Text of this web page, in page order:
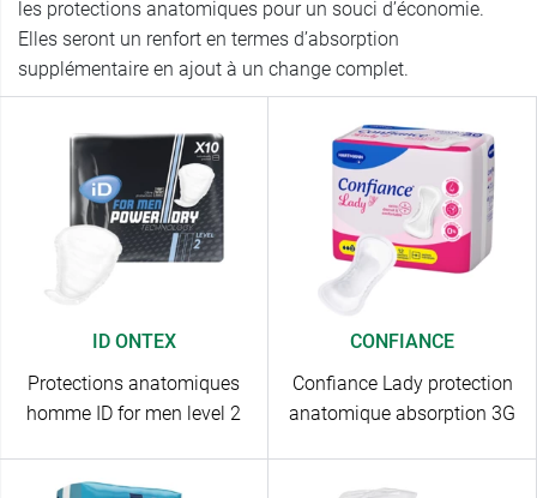
les protections anatomiques pour un souci d’économie.
Elles seront un renfort en termes d’absorption
supplémentaire en ajout à un change complet.
ID ONTEX
Protections anatomiques
homme ID for men level 2
CONFIANCE
Confiance Lady protection
anatomique absorption 3G